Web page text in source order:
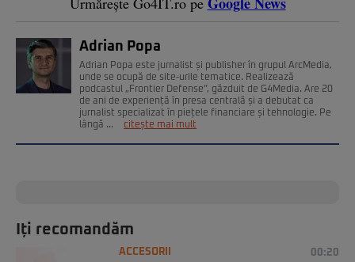
Adrian Popa
Adrian Popa este jurnalist și publisher în grupul ArcMedia,
unde se ocupă de site-urile tematice. Realizează
podcastul „Frontier Defense”, găzduit de G4Media. Are 20
de ani de experiență în presa centrală și a debutat ca
jurnalist specializat în piețele financiare și tehnologie. Pe
lângă ...
citește mai mult
Iți recomandăm
ACCESORII 00:20